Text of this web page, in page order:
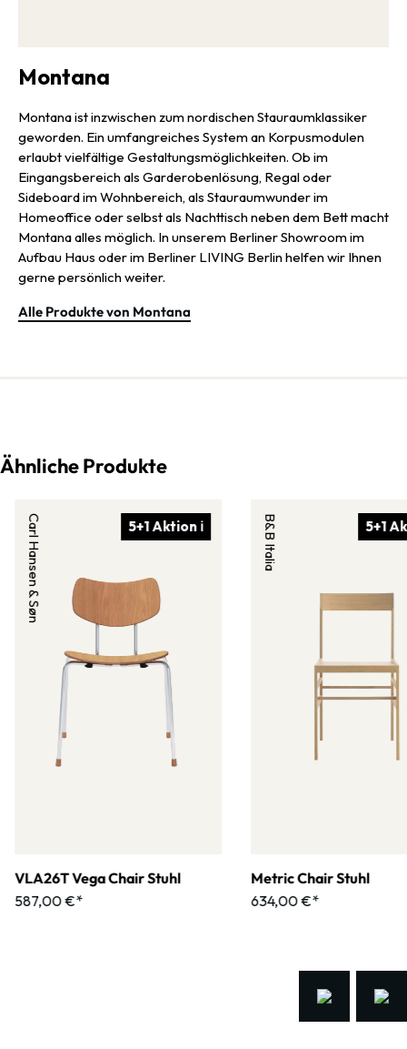
Montana
Montana ist inzwischen zum nordischen Stauraumklassiker
geworden. Ein umfangreiches System an Korpusmodulen
erlaubt vielfältige Gestaltungsmöglichkeiten. Ob im
Eingangsbereich als Garderobenlösung, Regal oder
Sideboard im Wohnbereich, als Stauraumwunder im
Homeoffice oder selbst als Nachttisch neben dem Bett macht
Montana alles möglich. In unserem Berliner Showroom im
Aufbau Haus oder im Berliner LIVING Berlin helfen wir Ihnen
gerne persönlich weiter.
Alle Produkte von Montana
Ähnliche Produkte
5+1 Aktion ℹ
Carl Hansen & Søn
VLA26T Vega Chair Stuhl
587,00 €*
5+1
B&B Italia
Metric Chair Stuhl
634,00 €*